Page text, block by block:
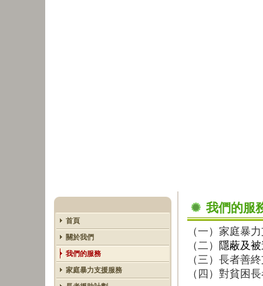
首頁
關於我們
我們的服務
家庭暴力支援服務
我們的服
（一）家庭暴
（二） 隱蔽及
（三）長者善
（ 四）對貧困